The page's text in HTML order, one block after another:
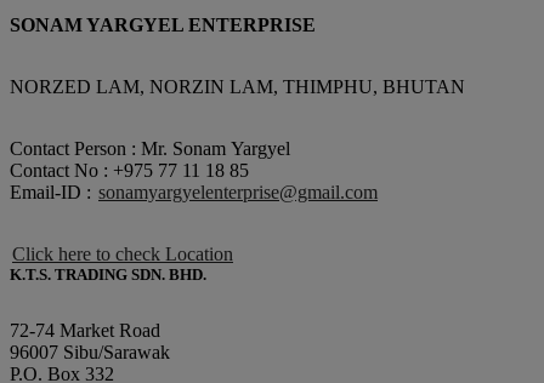
SONAM YARGYEL ENTERPRISE
NORZED LAM, NORZIN LAM, THIMPHU, BHUTAN
Contact Person : Mr. Sonam Yargyel
Contact No : +975 77 11 18 85
Email-ID : sonamyargyelenterprise@gmail.com
Click here to check Location
K.T.S. TRADING SDN. BHD.
72-74 Market Road
96007 Sibu/Sarawak
P.O. Box 332